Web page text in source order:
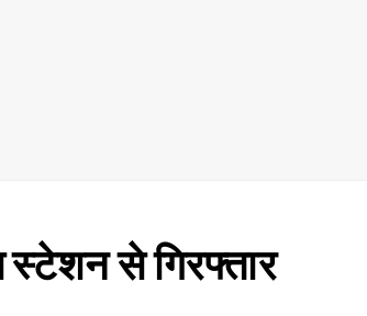
स्टेशन से गिरफ्तार